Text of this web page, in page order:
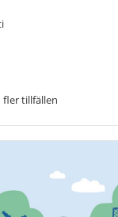
fler tillfällen